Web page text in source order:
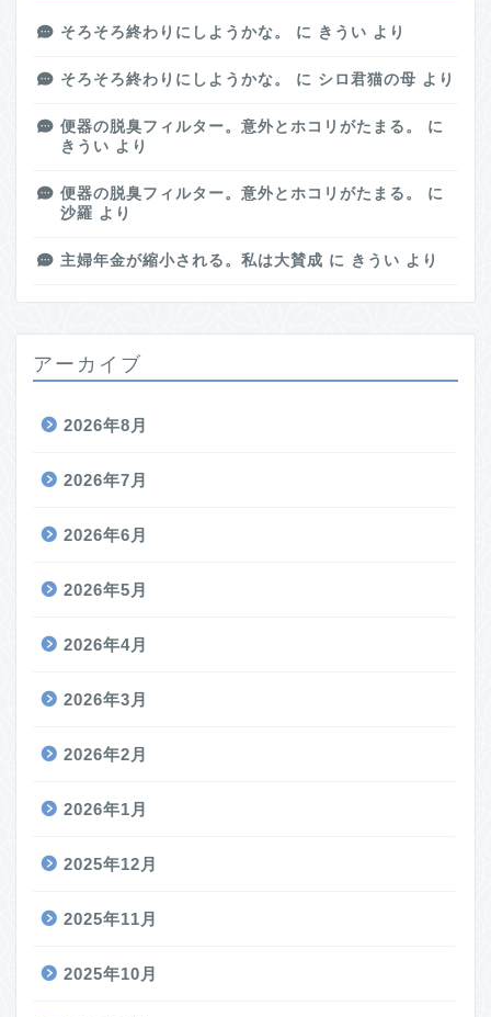
そろそろ終わりにしようかな。 に きうい より
そろそろ終わりにしようかな。 に シロ君猫の母 より
便器の脱臭フィルター。意外とホコリがたまる。
に
きうい より
便器の脱臭フィルター。意外とホコリがたまる。
に
沙羅 より
主婦年金が縮小される。私は大賛成 に きうい より
アーカイブ
2026年8月
2026年7月
2026年6月
2026年5月
2026年4月
2026年3月
2026年2月
2026年1月
2025年12月
2025年11月
2025年10月